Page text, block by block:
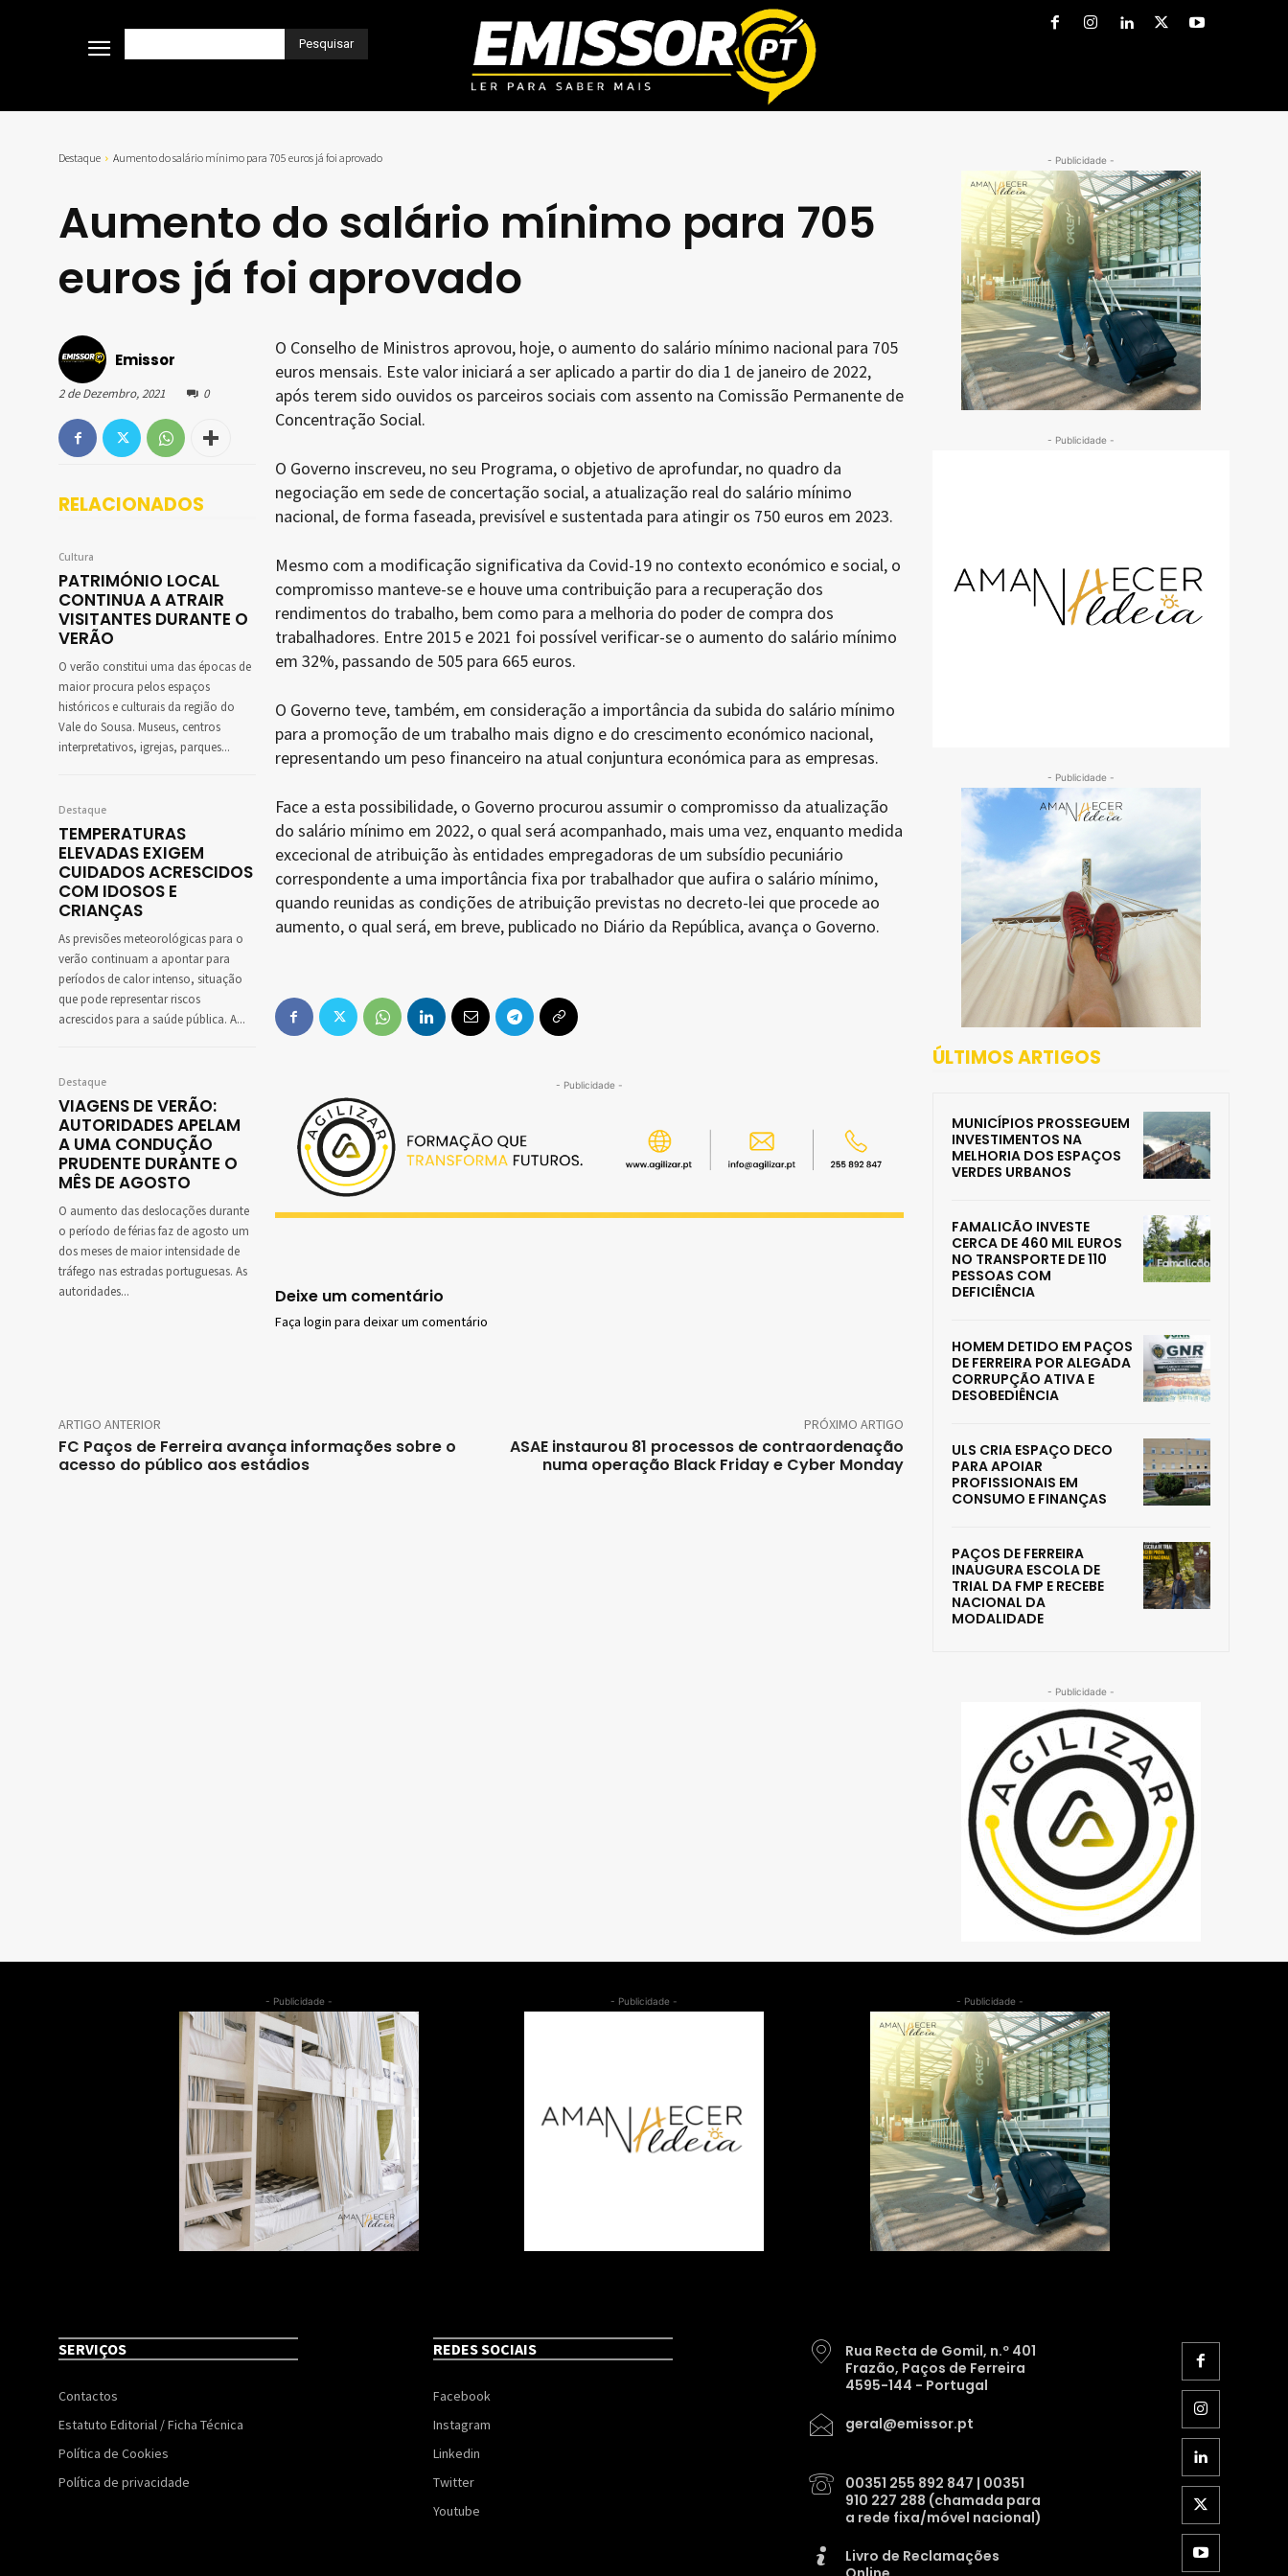
Pesquisar
Destaque Aumento do salário mínimo para 705 euros já foi aprovado
Aumento do salário mínimo para 705
euros já foi aprovado
Emissor
2 de Dezembro, 2021 0
RELACIONADOS
Cultura
PATRIMÓNIO LOCAL
CONTINUA A ATRAIR
VISITANTES DURANTE O
VERÃO
O verão constitui uma das épocas de
maior procura pelos espaços
históricos e culturais da região do
Vale do Sousa. Museus, centros
interpretativos, igrejas, parques...
Destaque
TEMPERATURAS
ELEVADAS EXIGEM
CUIDADOS ACRESCIDOS
COM IDOSOS E
CRIANÇAS
As previsões meteorológicas para o
verão continuam a apontar para
períodos de calor intenso, situação
que pode representar riscos
acrescidos para a saúde pública. A...
Destaque
VIAGENS DE VERÃO:
AUTORIDADES APELAM
A UMA CONDUÇÃO
PRUDENTE DURANTE O
MÊS DE AGOSTO
O aumento das deslocações durante
o período de férias faz de agosto um
dos meses de maior intensidade de
tráfego nas estradas portuguesas. As
autoridades...
O Conselho de Ministros aprovou, hoje, o aumento do salário mínimo nacional para 705
euros mensais. Este valor iniciará a ser aplicado a partir do dia 1 de janeiro de 2022,
após terem sido ouvidos os parceiros sociais com assento na Comissão Permanente de
Concentração Social.
O Governo inscreveu, no seu Programa, o objetivo de aprofundar, no quadro da
negociação em sede de concertação social, a atualização real do salário mínimo
nacional, de forma faseada, previsível e sustentada para atingir os 750 euros em 2023.
Mesmo com a modificação significativa da Covid-19 no contexto económico e social, o
compromisso manteve-se e houve uma contribuição para a recuperação dos
rendimentos do trabalho, bem como para a melhoria do poder de compra dos
trabalhadores. Entre 2015 e 2021 foi possível verificar-se o aumento do salário mínimo
em 32%, passando de 505 para 665 euros.
O Governo teve, também, em consideração a importância da subida do salário mínimo
para a promoção de um trabalho mais digno e do crescimento económico nacional,
representando um peso financeiro na atual conjuntura económica para as empresas.
Face a esta possibilidade, o Governo procurou assumir o compromisso da atualização
do salário mínimo em 2022, o qual será acompanhado, mais uma vez, enquanto medida
excecional de atribuição às entidades empregadoras de um subsídio pecuniário
correspondente a uma importância fixa por trabalhador que aufira o salário mínimo,
quando reunidas as condições de atribuição previstas no decreto-lei que procede ao
aumento, o qual será, em breve, publicado no Diário da República, avança o Governo.
- Publicidade -
Deixe um comentário
Faça login para deixar um comentário
ARTIGO ANTERIOR
FC Paços de Ferreira avança informações sobre o
acesso do público aos estádios
PRÓXIMO ARTIGO
ASAE instaurou 81 processos de contraordenação
numa operação Black Friday e Cyber Monday
- Publicidade -
- Publicidade -
- Publicidade -
ÚLTIMOS ARTIGOS
MUNICÍPIOS PROSSEGUEM
INVESTIMENTOS NA
MELHORIA DOS ESPAÇOS
VERDES URBANOS
FAMALICÃO INVESTE
CERCA DE 460 MIL EUROS
NO TRANSPORTE DE 110
PESSOAS COM
DEFICIÊNCIA
HOMEM DETIDO EM PAÇOS
DE FERREIRA POR ALEGADA
CORRUPÇÃO ATIVA E
DESOBEDIÊNCIA
ULS CRIA ESPAÇO DECO
PARA APOIAR
PROFISSIONAIS EM
CONSUMO E FINANÇAS
PAÇOS DE FERREIRA
INAUGURA ESCOLA DE
TRIAL DA FMP E RECEBE
NACIONAL DA
MODALIDADE
- Publicidade -
- Publicidade - - Publicidade - - Publicidade -
SERVIÇOS
Contactos
Estatuto Editorial / Ficha Técnica
Política de Cookies
Política de privacidade
REDES SOCIAIS
Facebook
Instagram
Linkedin
Twitter
Youtube
Rua Recta de Gomil, n.º 401
Frazão, Paços de Ferreira
4595-144 - Portugal
geral@emissor.pt
00351 255 892 847 | 00351
910 227 288 (chamada para
a rede fixa/móvel nacional)
Livro de Reclamações